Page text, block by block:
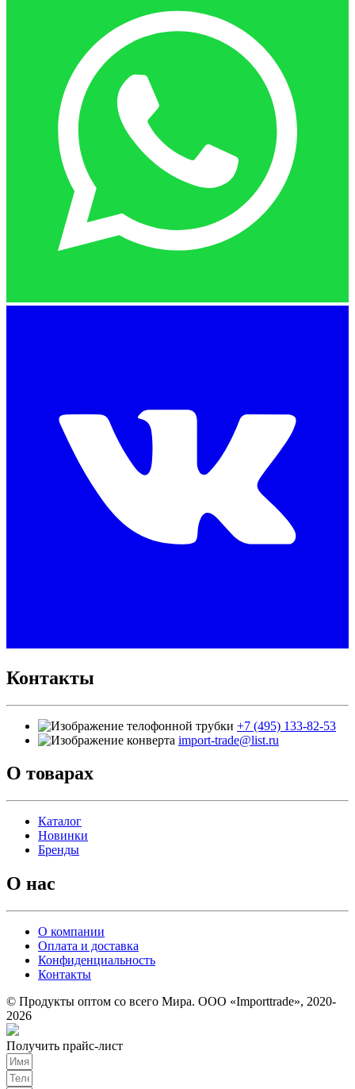
Контакты
+7 (495) 133-82-53
import-trade@list.ru
О товарах
Каталог
Новинки
Бренды
О нас
О компании
Оплата и доставка
Конфиденциальность
Контакты
© Продукты оптом со всего Мира. ООО «Importtrade», 2020-
2026
Получить прайс-лист